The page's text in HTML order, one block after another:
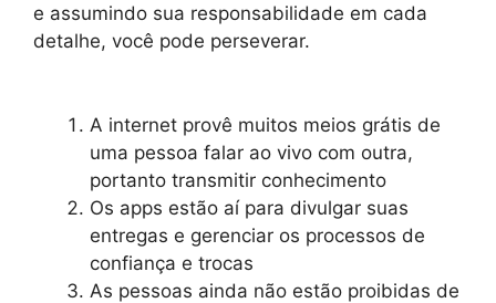
e assumindo sua responsabilidade em cada
detalhe, você pode perseverar.
A internet provê muitos meios grátis de
uma pessoa falar ao vivo com outra,
portanto transmitir conhecimento
Os apps estão aí para divulgar suas
entregas e gerenciar os processos de
confiança e trocas
As pessoas ainda não estão proibidas de